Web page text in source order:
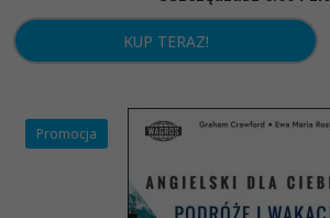
KUP TERAZ!
Promocja